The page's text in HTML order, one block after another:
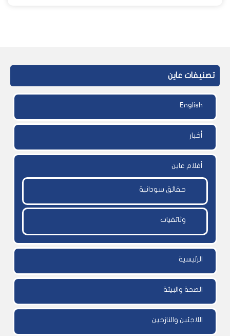
تصنيفات عاين
English
أخبار
أفلام عاين
حقائق سودانية
وثائقيات
الرئيسية
الصحة والبيئة
اللاجئين والنازحين